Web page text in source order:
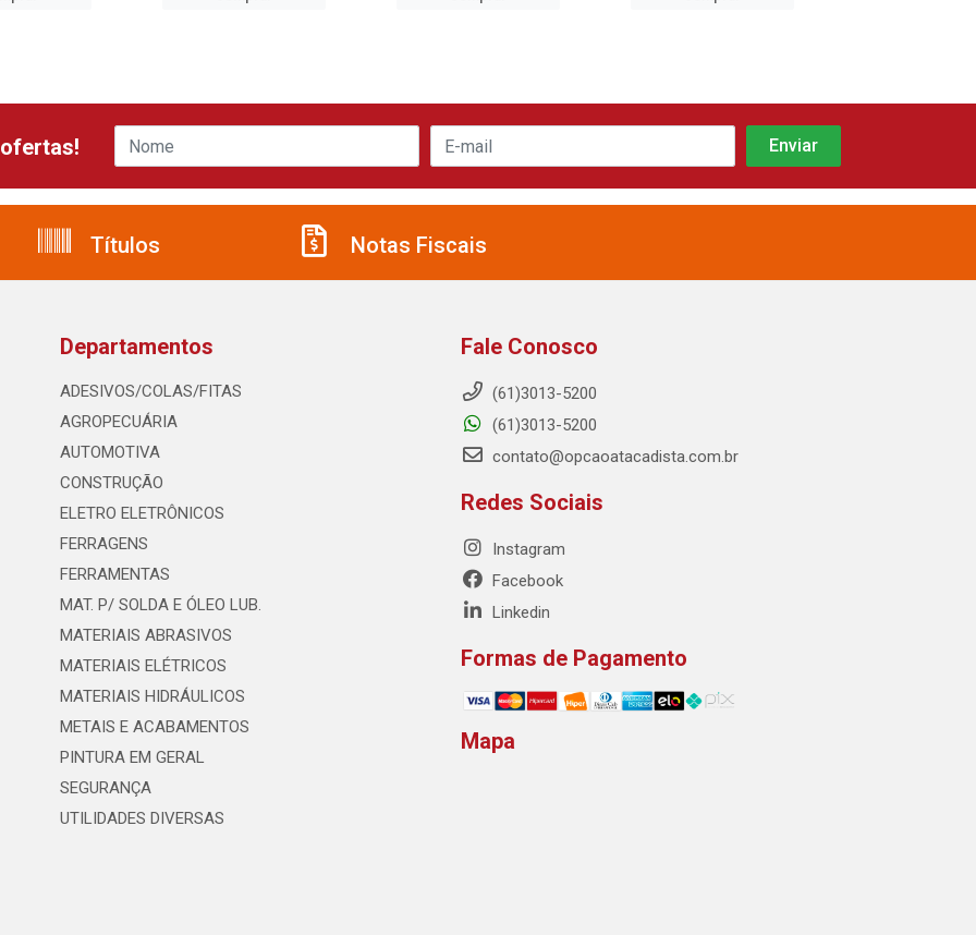
Títulos Notas Fiscais
Departamentos
ADESIVOS/COLAS/FITAS
AGROPECUÁRIA
AUTOMOTIVA
CONSTRUÇÃO
ELETRO ELETRÔNICOS
FERRAGENS
FERRAMENTAS
MAT. P/ SOLDA E ÓLEO LUB.
MATERIAIS ABRASIVOS
MATERIAIS ELÉTRICOS
MATERIAIS HIDRÁULICOS
METAIS E ACABAMENTOS
PINTURA EM GERAL
SEGURANÇA
UTILIDADES DIVERSAS
Fale Conosco
(61)3013-5200
(61)3013-5200
contato@opcaoatacadista.com.br
Redes Sociais
Instagram
Facebook
Linkedin
Formas de Pagamento
Mapa